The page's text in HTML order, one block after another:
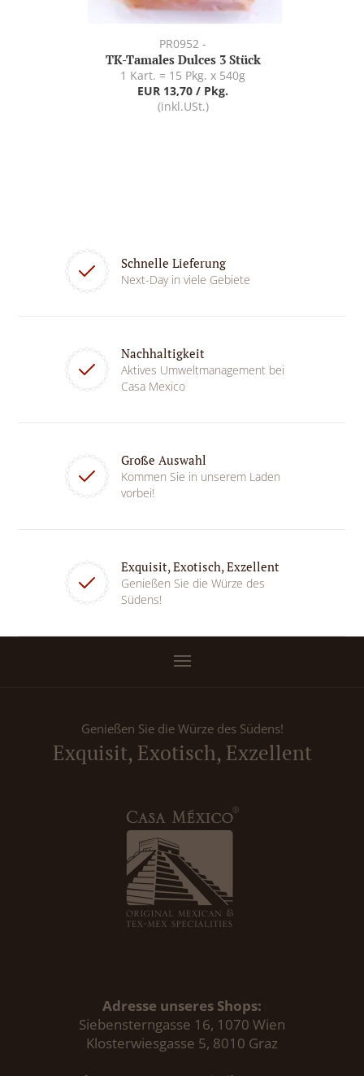
PR0952 -
TK-Tamales Dulces 3 Stück
1 Kart. = 15 Pkg. x 540g
EUR 13,70 / Pkg.
(inkl.USt.)
Schnelle Lieferung
Next-Day in viele Gebiete
Nachhaltigkeit
Aktives Umweltmanagement bei
Casa Mexico
Große Auswahl
Kommen Sie in unserem Laden
vorbei!
Exquisit, Exotisch, Exzellent
Genießen Sie die Würze des
Südens!
Genießen Sie die Würze des Südens!
Exquisit, Exotisch, Exzellent
Adresse unseres Shops:
Siebensterngasse 16, 1070 Wien
Klosterwiesgasse 5, 8010 Graz